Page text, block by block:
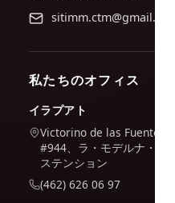
sitimm.ctm@gmail.com
私たちのオフィス
イラプアト
Victorino de las Fuentes
#944、ラ・モデルナ・エク
ステンション
(462) 626 06 97